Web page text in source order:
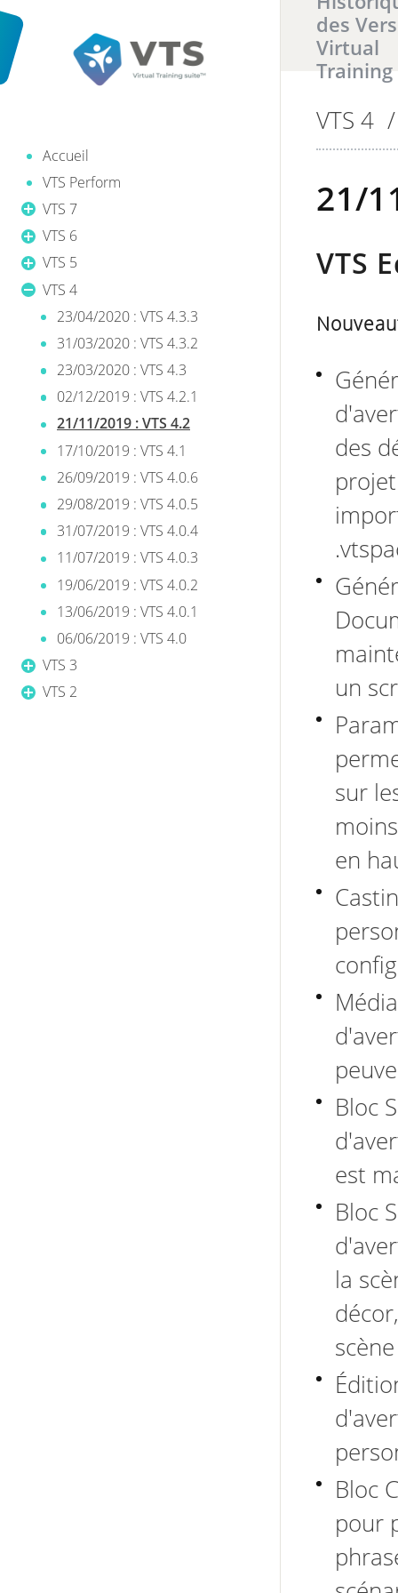
des
Virtual
Training
Accueil
VTS Perform
VTS 7
VTS 6
VTS 5
VTS 4
23/04/2020 : VTS 4.3.3
31/03/2020 : VTS 4.3.2
23/03/2020 : VTS 4.3
02/12/2019 : VTS 4.2.1
21/11/2019 : VTS 4.2
17/10/2019 : VTS 4.1
26/09/2019 : VTS 4.0.6
29/08/2019 : VTS 4.0.5
31/07/2019 : VTS 4.0.4
11/07/2019 : VTS 4.0.3
19/06/2019 : VTS 4.0.2
13/06/2019 : VTS 4.0.1
06/06/2019 : VTS 4.0
VTS 3
VTS 2
Il y a0
VTS 4 /
21/
VTS
des
un
sur
en
Bloc
est
Bloc
la
Bloc
pour